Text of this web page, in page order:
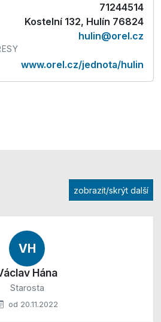
71244514
Kostelní 132, Hulín 76824
hulin@orel.cz
www.orel.cz/jednota/hulin
zobrazit/skrýt další
VH
Hána
Starosta
od 20.11.2022